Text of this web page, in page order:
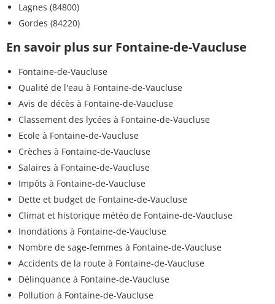
Lagnes (84800)
Gordes (84220)
En savoir plus sur Fontaine-de-Vaucluse
Fontaine-de-Vaucluse
Qualité de l'eau à Fontaine-de-Vaucluse
Avis de décès à Fontaine-de-Vaucluse
Classement des lycées à Fontaine-de-Vaucluse
Ecole à Fontaine-de-Vaucluse
Crèches à Fontaine-de-Vaucluse
Salaires à Fontaine-de-Vaucluse
Impôts à Fontaine-de-Vaucluse
Dette et budget de Fontaine-de-Vaucluse
Climat et historique météo de Fontaine-de-Vaucluse
Inondations à Fontaine-de-Vaucluse
Nombre de sage-femmes à Fontaine-de-Vaucluse
Accidents de la route à Fontaine-de-Vaucluse
Délinquance à Fontaine-de-Vaucluse
Pollution à Fontaine-de-Vaucluse